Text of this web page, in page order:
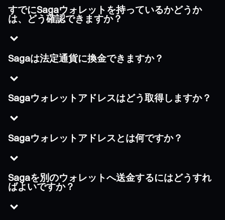
すでにSagaウォレットを持っているかどうか
は、どう確認できますか？
Sagaは法定通貨に換金できますか？
Sagaウォレットアドレスはどう取得しますか？
Sagaウォレットアドレスとは何ですか？
Sagaを別のウォレットへ送金するにはどうすれ
ばよいですか？